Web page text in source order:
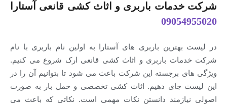
شرکت خدمات باربری و اثاث کشی قانعی آستارا
09054955020
در لیست بهترین باربری های آستارا به اولین نام باربری با نام
شرکت خدمات باربری و اثاث کشی قانعی ارک شروع می کنیم.
ویژگی های برجسته این شرکت باعث می شود تا بتوانیم آن را در
این لیست جای دهیم. اثاث کشی تخصصی و حمل بار به صورت
اصولی نیازمند دانستن نکات مهمی است. نکاتی که باعث می